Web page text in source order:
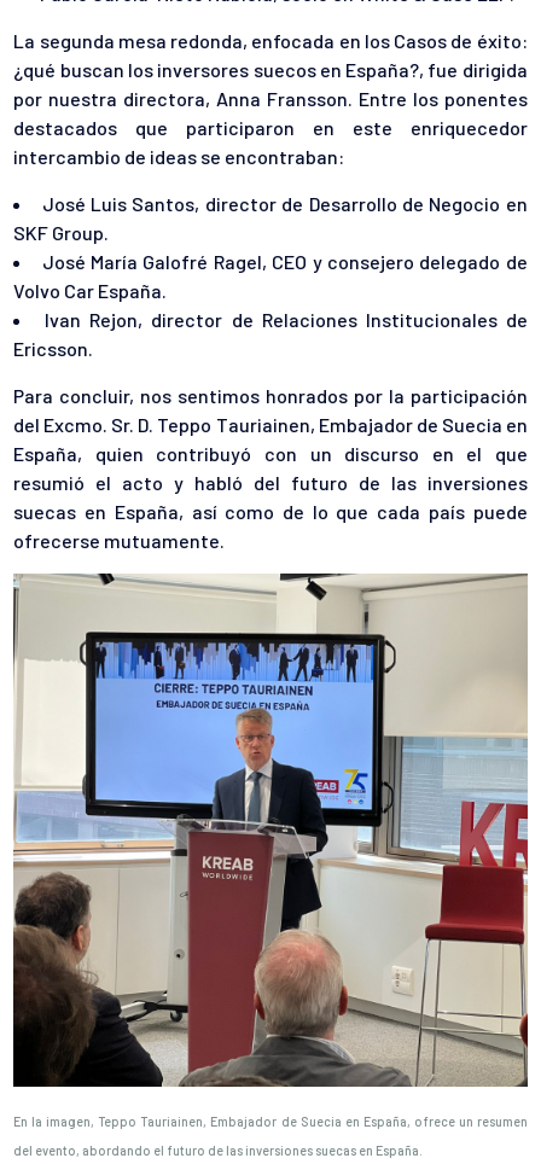
La segunda mesa redonda, enfocada en los Casos de éxito:
¿qué buscan los inversores suecos en España?, fue dirigida
por nuestra directora, Anna Fransson. Entre los ponentes
destacados que participaron en este enriquecedor
intercambio de ideas se encontraban:
José Luis Santos, director de Desarrollo de Negocio en
SKF Group.
José María Galofré Ragel, CEO y consejero delegado de
Volvo Car España.
Ivan Rejon, director de Relaciones Institucionales de
Ericsson.
Para concluir, nos sentimos honrados por la participación
del Excmo. Sr. D. Teppo Tauriainen, Embajador de Suecia en
España, quien contribuyó con un discurso en el que
resumió el acto y habló del futuro de las inversiones
suecas en España, así como de lo que cada país puede
ofrecerse mutuamente.
En la imagen, Teppo Tauriainen, Embajador de Suecia en España, ofrece un resumen
del evento, abordando el futuro de las inversiones suecas en España.